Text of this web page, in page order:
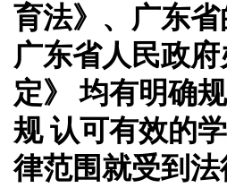
育法》、广东
广东省人民政
定》 均有明确
规 认可有效的
律范围就受到